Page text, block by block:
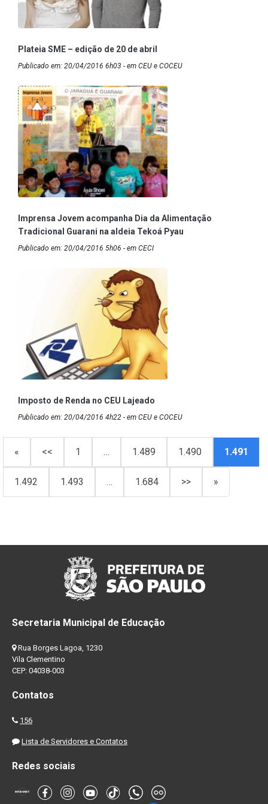
Plateia SME – edição de 20 de abril
Publicado em: 20/04/2016 6h03 - em CEU e COCEU
Imprensa Jovem acompanha Dia da Alimentação
Tradicional Guarani na aldeia Tekoá Pyau
Publicado em: 20/04/2016 5h06 - em CECI
Imposto de Renda no CEU Lajeado
Publicado em: 20/04/2016 4h22 - em CEU e COCEU
« << 1 … 1.489 1.490 1.491
1.492 1.493 … 1.684 >> »
Secretaria Municipal de Educação
Rua Borges Lagoa, 1230
Vila Clementino
CEP: 04038-003
Contatos
156
Lista de Servidores e Contatos
Redes sociais